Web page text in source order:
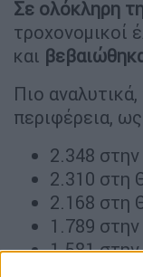
Σε ολόκληρη
τροχονομικοί
και
Πιο
περιφέρεια,
2.348 στην
2.310 στη
2.168 στη
1.789
1.581